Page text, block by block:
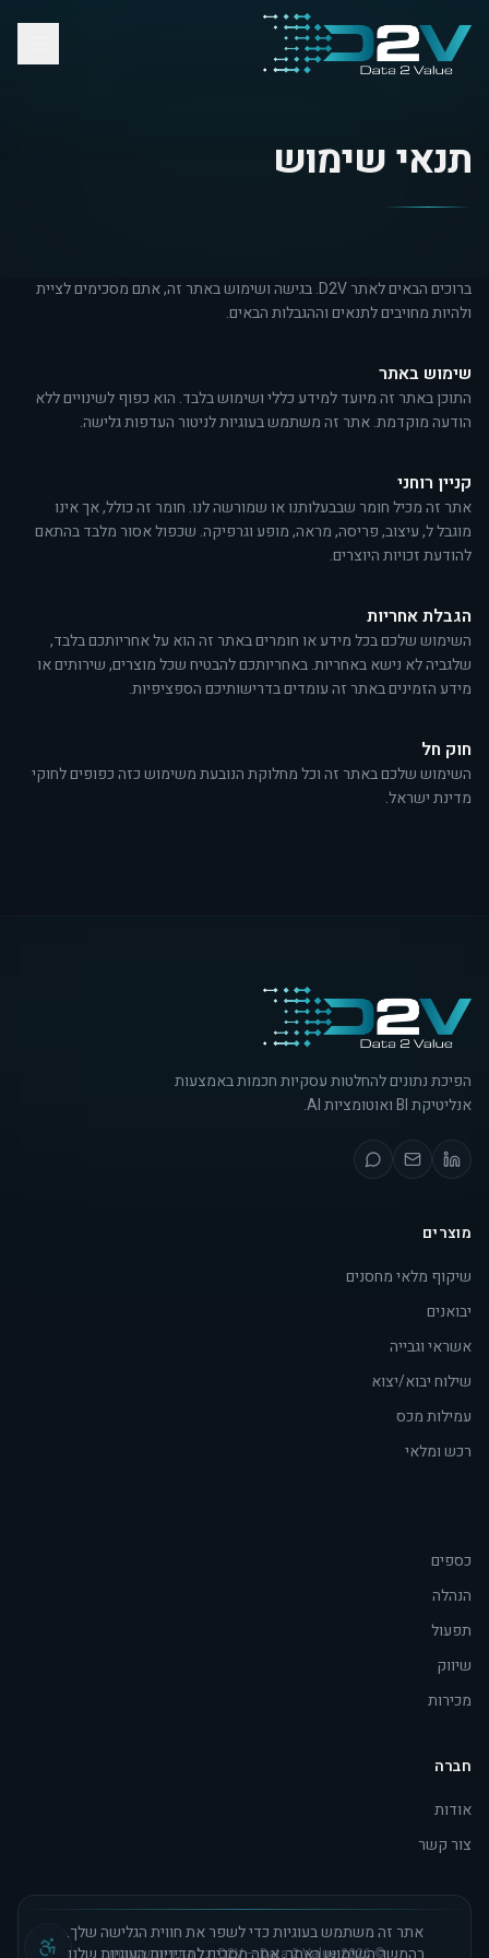
תנאי שימוש
ברוכים הבאים לאתר D2V. בגישה ושימוש באתר זה, אתם מסכימים לציית
ולהיות מחויבים לתנאים וההגבלות הבאים.
שימוש באתר
התוכן באתר זה מיועד למידע כללי ושימוש בלבד. הוא כפוף לשינויים ללא
הודעה מוקדמת. אתר זה משתמש בעוגיות לניטור העדפות גלישה.
קניין רוחני
אתר זה מכיל חומר שבבעלותנו או שמורשה לנו. חומר זה כולל, אך אינו
מוגבל ל, עיצוב, פריסה, מראה, מופע וגרפיקה. שכפול אסור מלבד בהתאם
להודעת זכויות היוצרים.
הגבלת אחריות
השימוש שלכם בכל מידע או חומרים באתר זה הוא על אחריותכם בלבד,
שלגביה לא נישא באחריות. באחריותכם להבטיח שכל מוצרים, שירותים או
מידע הזמינים באתר זה עומדים בדרישותיכם הספציפיות.
חוק חל
השימוש שלכם באתר זה וכל מחלוקת הנובעת משימוש כזה כפופים לחוקי
מדינת ישראל.
הפיכת נתונים להחלטות עסקיות חכמות באמצעות
אנליטיקת BI ואוטומציות AI.
מוצרים
שיקוף מלאי מחסנים
יבואנים
אשראי וגבייה
שילוח יבוא/יצוא
עמילות מכס
רכש ומלאי
כספים
הנהלה
תפעול
שיווק
מכירות
חברה
אודות
צור קשר
© 2026 D2V — Data 2 Value. כל הזכויות שמורות.
אתר זה משתמש בעוגיות כדי לשפר את חווית הגלישה שלך.